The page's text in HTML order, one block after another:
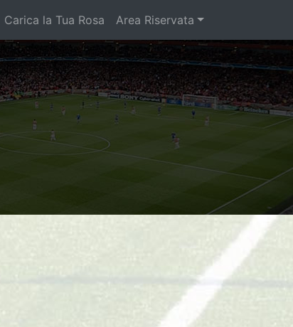
Carica la Tua Rosa Area Riservata